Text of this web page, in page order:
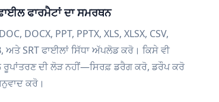
ਫਾਰਮੈਟਾਂ ਦਾ ਸਮਰਥਨ
DOCX, PPT, PPTX, XLS, XLSX, CSV,
ਅਤੇ SRT ਫਾਈਲਾਂ ਸਿੱਧਾ ਅੱਪਲੋਡ ਕਰੋ। ਕਿਸੇ ਵੀ
ਦੀ ਲੋੜ ਨਹੀਂ—ਸਿਰਫ਼ ਡਰੈਗ ਕਰੋ, ਡਰੌਪ ਕਰੋ
ਕਰੋ।